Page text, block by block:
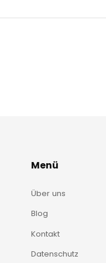
Menü
Über uns
Blog
Kontakt
Datenschutz